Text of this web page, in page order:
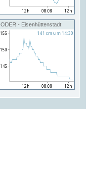
ODER - Eisenhüttenstadt